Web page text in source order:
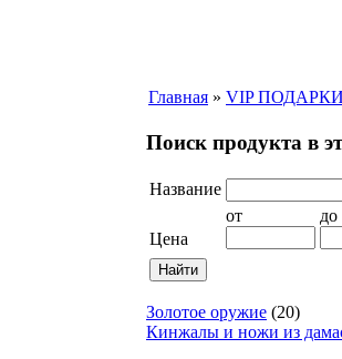
Главная » VIP ПОДАРКИ
Поиск продукта в
Название
Цена
от до
Золотое оружие (20)
Кинжалы и ножи из